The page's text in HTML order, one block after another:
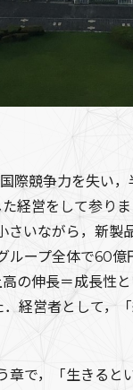
際競争力を失い
経営をして参り
いながら，新製
ループ全体で60
の伸長＝成長性
経営者として，
で，「生きると